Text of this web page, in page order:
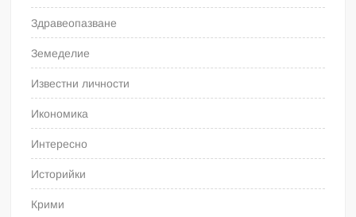
Здравеопазване
Земеделие
Известни личности
Икономика
Интересно
Историйки
Крими